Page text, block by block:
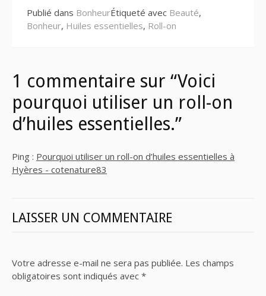
Publié dans BonheurÉtiqueté avec Beauté,
Bonheur, Huiles essentielles, Roll-on
1 commentaire sur “Voici
pourquoi utiliser un roll-on
d’huiles essentielles.”
Ping : Pourquoi utiliser un roll-on d’huiles essentielles à
Hyères - cotenature83
LAISSER UN COMMENTAIRE
Votre adresse e-mail ne sera pas publiée. Les champs
obligatoires sont indiqués avec *